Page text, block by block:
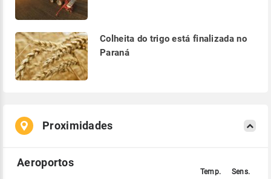
Colheita do trigo está finalizada no
Paraná
Proximidades